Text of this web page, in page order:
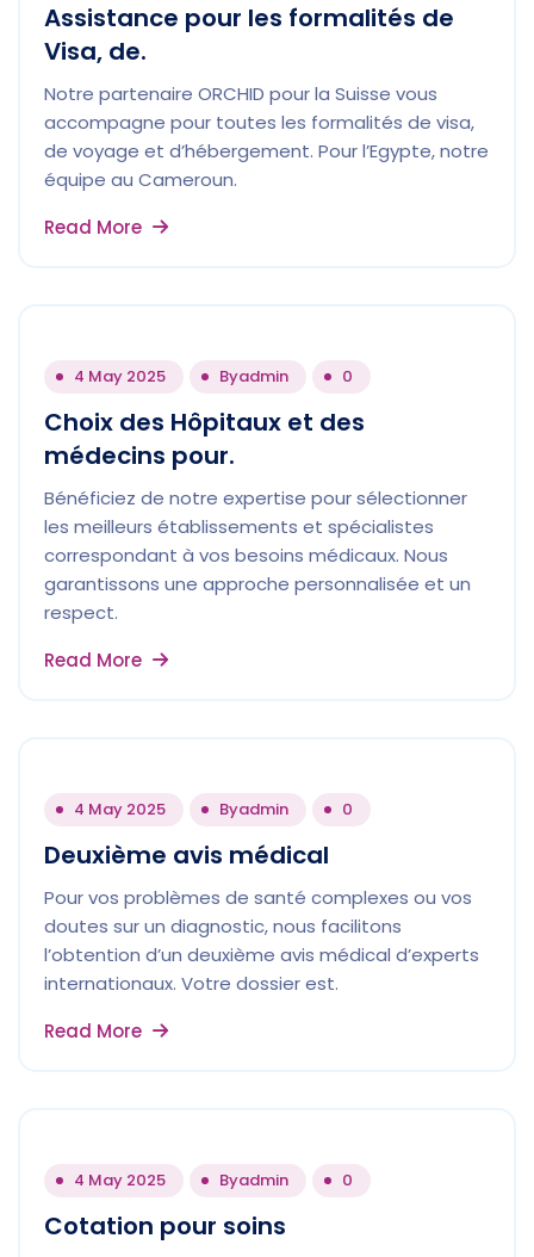
Assistance pour les formalités de
Visa, de.
Notre partenaire ORCHID pour la Suisse vous
accompagne pour toutes les formalités de visa,
de voyage et d’hébergement. Pour l’Egypte, notre
équipe au Cameroun.
Read More
4 May 2025 Byadmin 0
Choix des Hôpitaux et des
médecins pour.
Bénéficiez de notre expertise pour sélectionner
les meilleurs établissements et spécialistes
correspondant à vos besoins médicaux. Nous
garantissons une approche personnalisée et un
respect.
Read More
4 May 2025 Byadmin 0
Deuxième avis médical
Pour vos problèmes de santé complexes ou vos
doutes sur un diagnostic, nous facilitons
l’obtention d’un deuxième avis médical d’experts
internationaux. Votre dossier est.
Read More
4 May 2025 Byadmin 0
Cotation pour soins